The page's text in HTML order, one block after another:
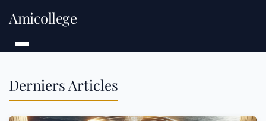
Amicollege
Derniers Articles